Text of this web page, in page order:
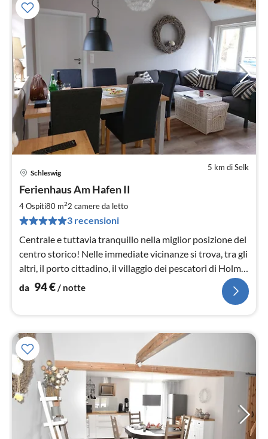
5 km di Selk
Schleswig
Ferienhaus Am Hafen II
4 Ospiti80 m22 camere da letto
3 recensioni
Centrale e tuttavia tranquillo nella miglior posizione del
centro storico! Nelle immediate vicinanze si trova, tra gli
altri, il porto cittadino, il villaggio dei pescatori di Holm e
il Duomo.
da 94€/ notte